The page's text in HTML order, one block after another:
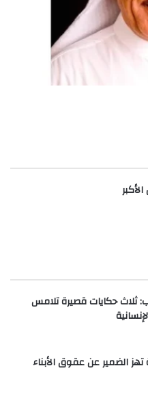
ثلاث حكايات قصيرة تلامس
الضمير عن عقوق الأبناء